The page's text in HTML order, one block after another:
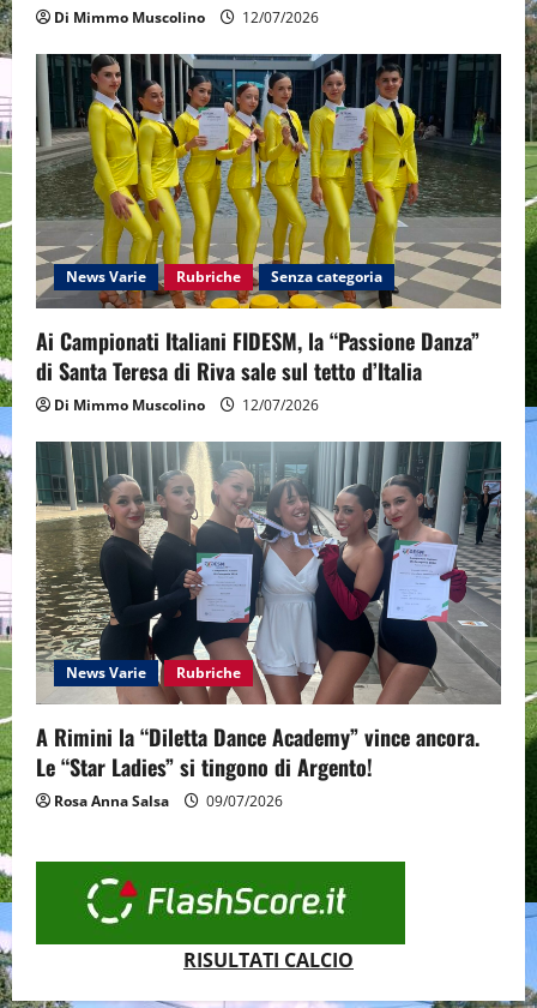
Di Mimmo Muscolino 12/07/2026
News Varie Rubriche Senza categoria
Ai Campionati Italiani FIDESM, la “Passione Danza”
di Santa Teresa di Riva sale sul tetto d’Italia
Di Mimmo Muscolino 12/07/2026
News Varie Rubriche
A Rimini la “Diletta Dance Academy” vince ancora.
Le “Star Ladies” si tingono di Argento!
Rosa Anna Salsa 09/07/2026
RISULTATI CALCIO